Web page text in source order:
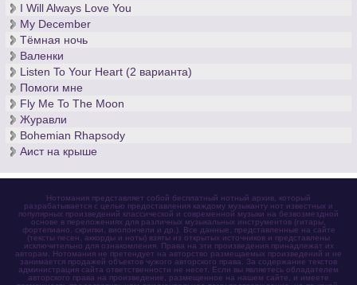
I Will Always Love You
My December
Тёмная ночь
Валенки
Listen To Your Heart (2 варианта)
Помоги мне
Fly Me To The Moon
Журавли
Bohemian Rhapsody
Аист на крыше
Нотомания представляет собой бесплатный нотный архив, который
разрабатывается с целью предоставления каждому музыканту нот известных и
популярных произведений классической и современной музыки на безвозмездной
основе в переложениях для различных музыкальных инструментов (гитары,
фортепиано, скрипки, виолончели и др.). Все данные, представленные на сайте
(тексты песен, аккорды и ноты) взяты из открытых источников и представлены
исключительно для ознакомления. Права на эти произведения принадлежат их
авторам. Нотомания не претендует на авторство размещаемых произведений и не
занимается продажей объектов чужого авторского права. За содержание текстов
администрация сайта ответственности не несет. Если вы являетесь обладателем
авторского права на произведение, размещенное на нашем сайте, и имеете